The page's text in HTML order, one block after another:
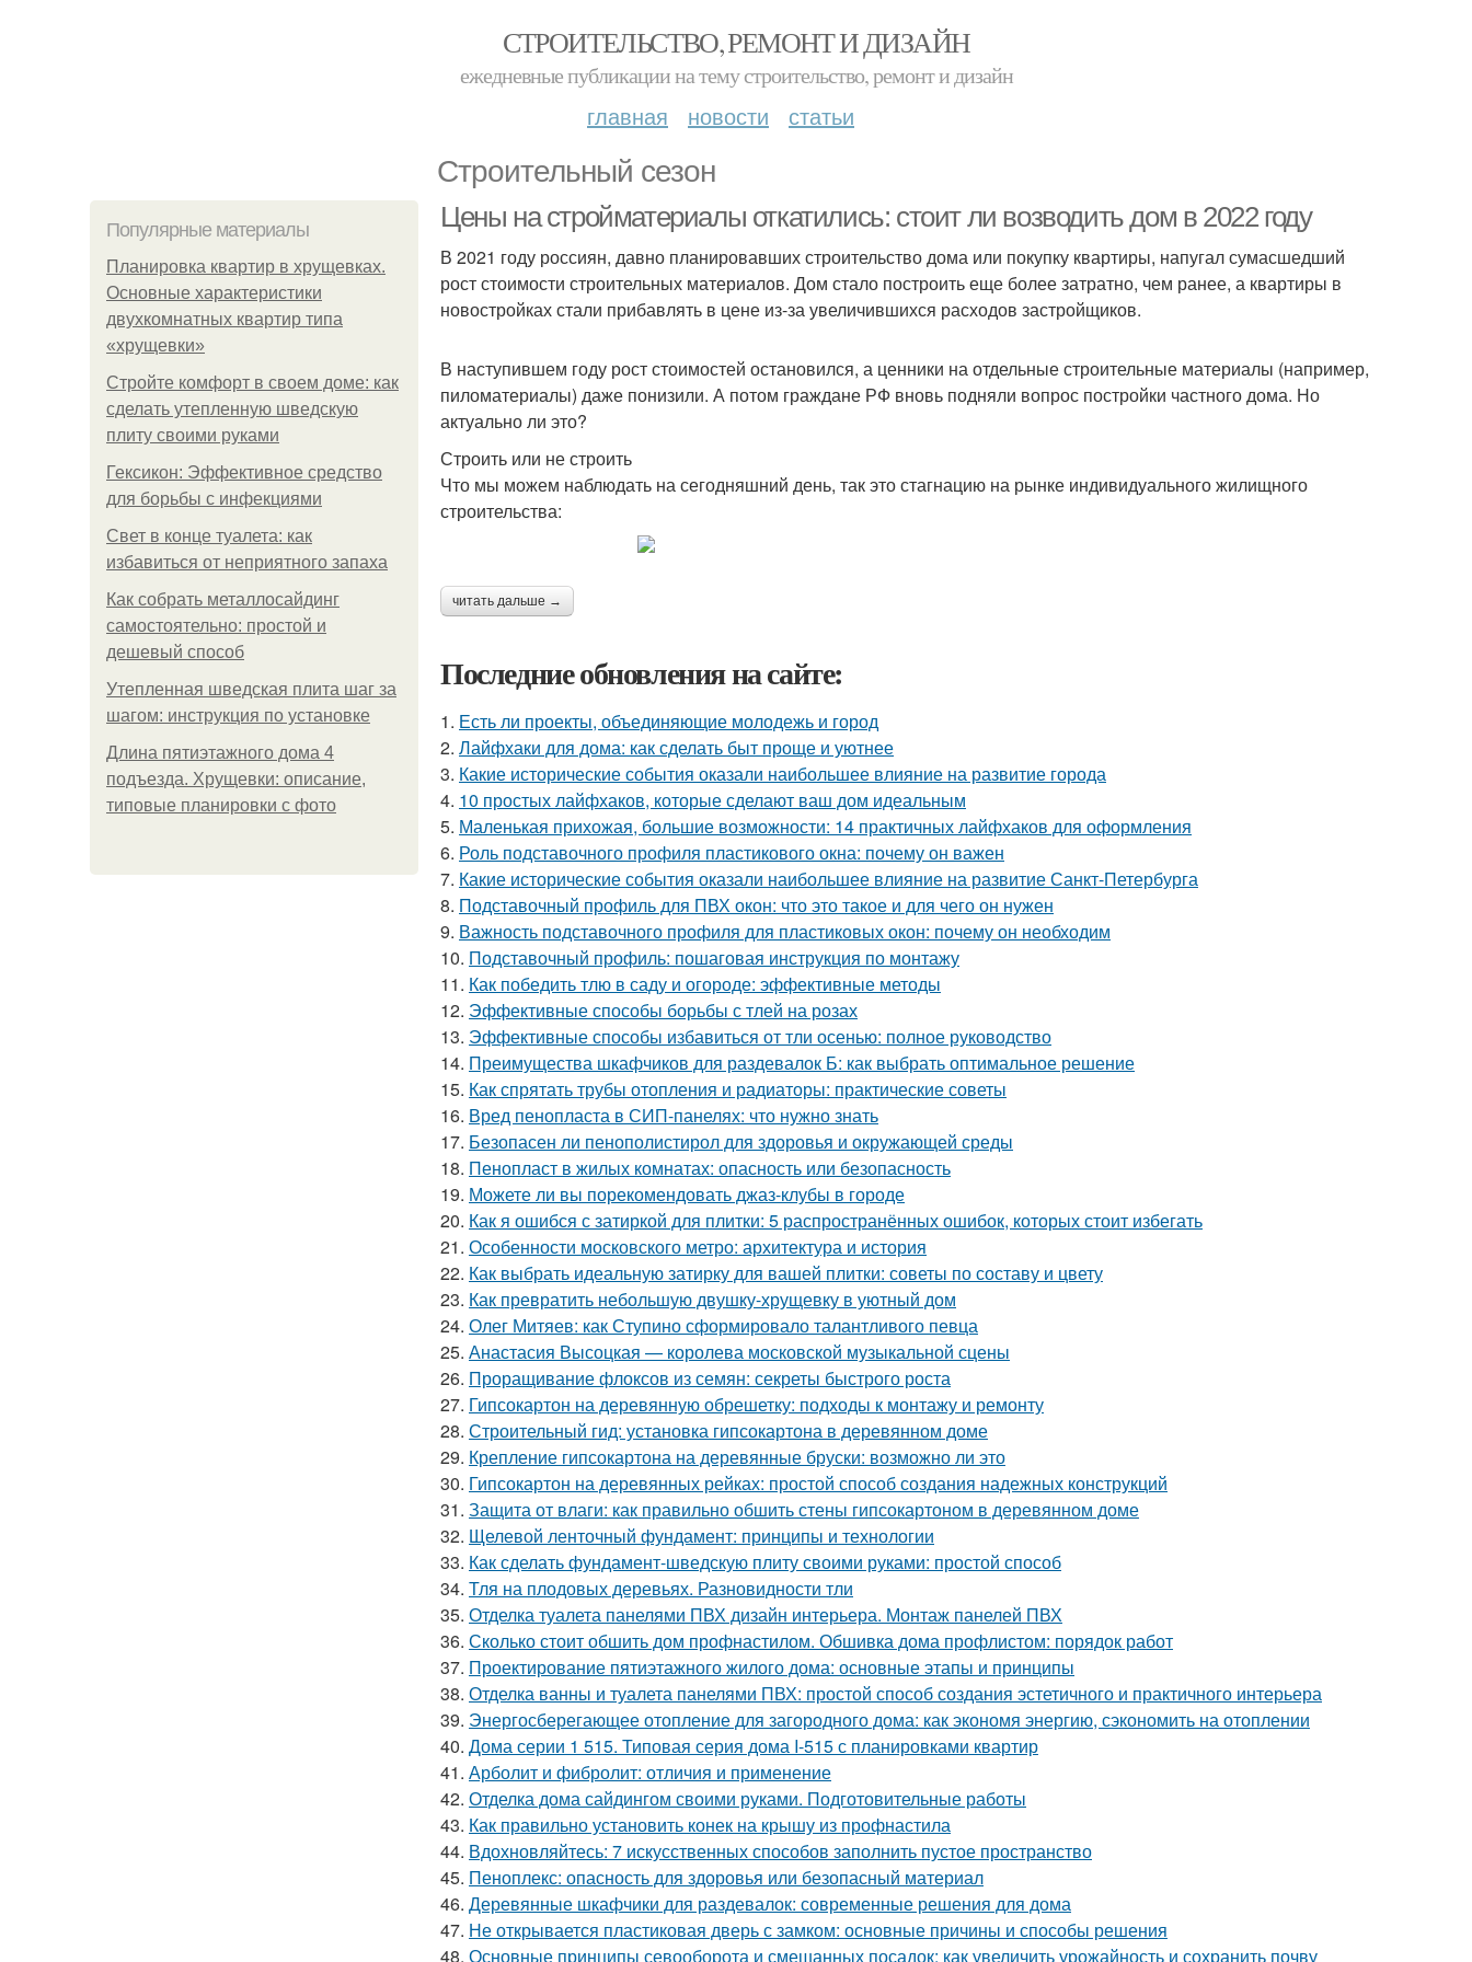
СТРОИТЕЛЬСТВО, РЕМОНТ И ДИЗАЙН
ежедневные публикации на тему строительство, ремонт и дизайн
главная новости статьи
Строительный сезон
Популярные материалы
Планировка квартир в хрущевках.
Основные характеристики
двухкомнатных квартир типа
«хрущевки»
Стройте комфорт в своем доме: как
сделать утепленную шведскую
плиту своими руками
Гексикон: Эффективное средство
для борьбы с инфекциями
Свет в конце туалета: как
избавиться от неприятного запаха
Как собрать металлосайдинг
самостоятельно: простой и
дешевый способ
Утепленная шведская плита шаг за
шагом: инструкция по установке
Длина пятиэтажного дома 4
подъезда. Хрущевки: описание,
типовые планировки с фото
Цены на стройматериалы откатились: стоит ли возводить дом в 2022 году
В 2021 году россиян, давно планировавших строительство дома или покупку квартиры, напугал сумасшедший
рост стоимости строительных материалов. Дом стало построить еще более затратно, чем ранее, а квартиры в
новостройках стали прибавлять в цене из-за увеличившихся расходов застройщиков.
В наступившем году рост стоимостей остановился, а ценники на отдельные строительные материалы (например,
пиломатериалы) даже понизили. А потом граждане РФ вновь подняли вопрос постройки частного дома. Но
актуально ли это?
Строить или не строить
Что мы можем наблюдать на сегодняшний день, так это стагнацию на рынке индивидуального жилищного
строительства:
читать дальше →
Последние обновления на сайте:
1. Есть ли проекты, объединяющие молодежь и город
2. Лайфхаки для дома: как сделать быт проще и уютнее
3. Какие исторические события оказали наибольшее влияние на развитие города
4. 10 простых лайфхаков, которые сделают ваш дом идеальным
5. Маленькая прихожая, большие возможности: 14 практичных лайфхаков для оформления
6. Роль подставочного профиля пластикового окна: почему он важен
7. Какие исторические события оказали наибольшее влияние на развитие Санкт-Петербурга
8. Подставочный профиль для ПВХ окон: что это такое и для чего он нужен
9. Важность подставочного профиля для пластиковых окон: почему он необходим
10. Подставочный профиль: пошаговая инструкция по монтажу
11. Как победить тлю в саду и огороде: эффективные методы
12. Эффективные способы борьбы с тлей на розах
13. Эффективные способы избавиться от тли осенью: полное руководство
14. Преимущества шкафчиков для раздевалок Б: как выбрать оптимальное решение
15. Как спрятать трубы отопления и радиаторы: практические советы
16. Вред пенопласта в СИП-панелях: что нужно знать
17. Безопасен ли пенополистирол для здоровья и окружающей среды
18. Пенопласт в жилых комнатах: опасность или безопасность
19. Можете ли вы порекомендовать джаз-клубы в городе
20. Как я ошибся с затиркой для плитки: 5 распространённых ошибок, которых стоит избегать
21. Особенности московского метро: архитектура и история
22. Как выбрать идеальную затирку для вашей плитки: советы по составу и цвету
23. Как превратить небольшую двушку-хрущевку в уютный дом
24. Олег Митяев: как Ступино сформировало талантливого певца
25. Анастасия Высоцкая — королева московской музыкальной сцены
26. Проращивание флоксов из семян: секреты быстрого роста
27. Гипсокартон на деревянную обрешетку: подходы к монтажу и ремонту
28. Строительный гид: установка гипсокартона в деревянном доме
29. Крепление гипсокартона на деревянные бруски: возможно ли это
30. Гипсокартон на деревянных рейках: простой способ создания надежных конструкций
31. Защита от влаги: как правильно обшить стены гипсокартоном в деревянном доме
32. Щелевой ленточный фундамент: принципы и технологии
33. Как сделать фундамент-шведскую плиту своими руками: простой способ
34. Тля на плодовых деревьях. Разновидности тли
35. Отделка туалета панелями ПВХ дизайн интерьера. Монтаж панелей ПВХ
36. Сколько стоит обшить дом профнастилом. Обшивка дома профлистом: порядок работ
37. Проектирование пятиэтажного жилого дома: основные этапы и принципы
38. Отделка ванны и туалета панелями ПВХ: простой способ создания эстетичного и практичного интерьера
39. Энергосберегающее отопление для загородного дома: как экономя энергию, сэкономить на отоплении
40. Дома серии 1 515. Типовая серия дома I-515 с планировками квартир
41. Арболит и фибролит: отличия и применение
42. Отделка дома сайдингом своими руками. Подготовительные работы
43. Как правильно установить конек на крышу из профнастила
44. Вдохновляйтесь: 7 искусственных способов заполнить пустое пространство
45. Пеноплекс: опасность для здоровья или безопасный материал
46. Деревянные шкафчики для раздевалок: современные решения для дома
47. Не открывается пластиковая дверь с замком: основные причины и способы решения
48. Основные принципы севооборота и смешанных посадок: как увеличить урожайность и сохранить почву